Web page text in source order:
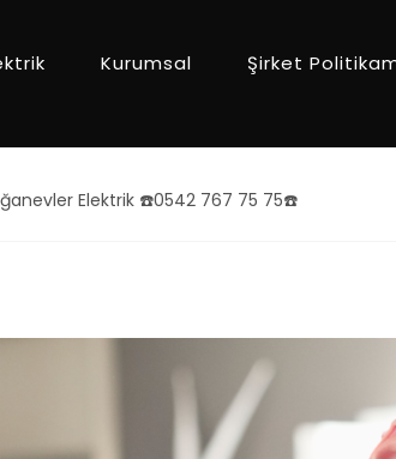
Kurumsal Şirket
Elektrik ☎️0542 767 75 75☎️